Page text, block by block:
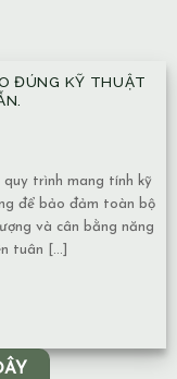
ĐÚNG KỸ THUẬT
trình mang tính kỹ
để bảo đảm toàn bộ
và cân bằng năng
tuân [...]